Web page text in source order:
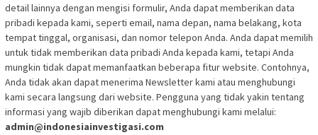
detail lainnya dengan mengisi formulir, Anda dapat memberikan data
pribadi kepada kami, seperti email, nama depan, nama belakang, kota
tempat tinggal, organisasi, dan nomor telepon Anda. Anda dapat memilih
untuk tidak memberikan data pribadi Anda kepada kami, tetapi Anda
mungkin tidak dapat memanfaatkan beberapa fitur website. Contohnya,
Anda tidak akan dapat menerima Newsletter kami atau menghubungi
kami secara langsung dari website. Pengguna yang tidak yakin tentang
informasi yang wajib diberikan dapat menghubungi kami melalui:
admin@indonesiainvestigasi.com